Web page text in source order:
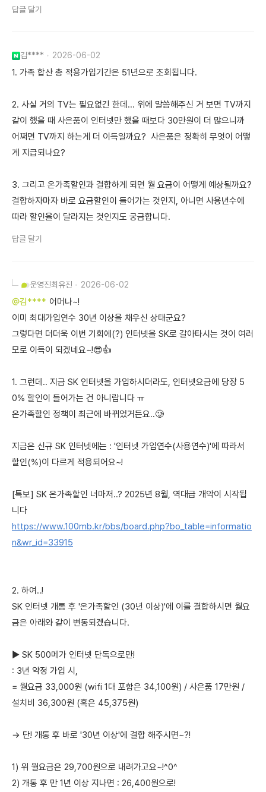
답글 달기
김**** 2026-06-02
1. 가족 합산 총 적용가입기간은 51년으로 조회됩니다.
2. 사실 거의 TV는 필요없긴 한데... 위에 말씀해주신 거 보면 TV까지
같이 했을 때 사은품이 인터넷만 했을 때보다 30만원이 더 많으니까
어쩌면 TV까지 하는게 더 이득일까요? 사은품은 정확히 무엇이 어떻
게 지급되나요?
3. 그리고 온가족할인과 결합하게 되면 월 요금이 어떻게 예상될까요?
결합하자마자 바로 요금할인이 들어가는 것인지, 아니면 사용년수에
따라 할인율이 달라지는 것인지도 궁금합니다.
답글 달기
운영진최유진 2026-06-02
@김**** 어머나~!
이미 최대가입연수 30년 이상을 채우신 상태군요?
그렇다면 더더욱 이번 기회에(?) 인터넷을 SK로 갈아타시는 것이 여러
모로 이득이 되겠네요~!😎👍
1. 그런데.. 지금 SK 인터넷을 가입하시더라도, 인터넷요금에 당장 5
0% 할인이 들어가는 건 아니랍니다 ㅠ
온가족할인 정책이 최근에 바뀌었거든요..🥲
지금은 신규 SK 인터넷에는 : '인터넷 가입연수(사용연수)'에 따라서
할인(%)이 다르게 적용되어요~!
[특보] SK 온가족할인 너마저..? 2025년 8월, 역대급 개악이 시작됩
니다
https://www.100mb.kr/bbs/board.php?bo_table=informatio
n&wr_id=33915
2. 하여..!
SK 인터넷 개통 후 '온가족할인 (30년 이상)'에 이를 결합하시면 월요
금은 아래와 같이 변동되겠습니다.
▶ SK 500메가 인터넷 단독으로만!
: 3년 약정 가입 시,
= 월요금 33,000원 (wifi 1대 포함은 34,100원) / 사은품 17만원 /
설치비 36,300원 (혹은 45,375원)
→ 단! 개통 후 바로 '30년 이상'에 결합 해주시면~?!
1) 위 월요금은 29,700원으로 내려가고요~!^0^
2) 개통 후 만 1년 이상 지나면 : 26,400원으로!